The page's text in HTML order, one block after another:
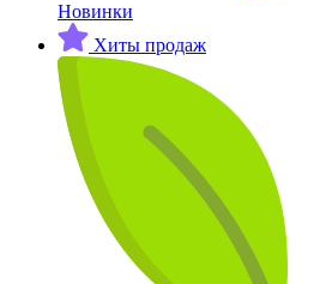
Новинки
Хиты продаж